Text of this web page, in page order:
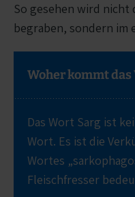
So gesehen wird
begraben, sondern im
Woher kommt das
Das Wort Sarg ist
Wort. Es ist die
Wortes
Fleischfresser